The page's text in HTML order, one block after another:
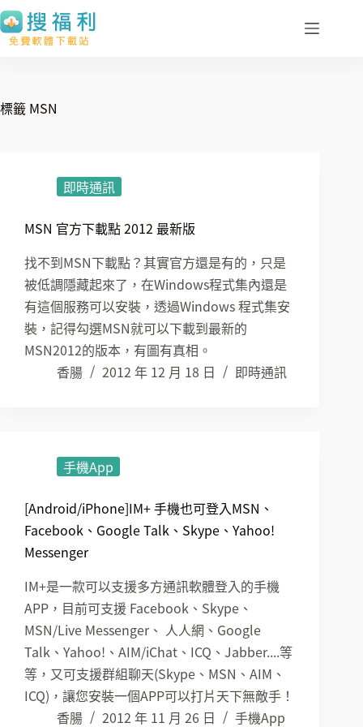
跳
至
內
容
標籤 MSN
即時通訊
MSN 官方下載點 2012 最新版
找不到MSN下載點？其實官方還是有的，只是
被低調隱藏起來了，在Windows程式集內還是
有這個服務可以安裝，透過Windows 程式集安
裝，記得勾選MSN就可以下載到最新的
MSN2012的版本，有圖有真相。
香腸
2012 年 12 月 18 日 即時通訊
手機App
[Android/iPhone]IM+ 手機也可登入MSN、
Facebook、Google Talk、Skype、Yahoo!
Messenger
IM+是一款可以支援多方通訊軟體登入的手機
APP，目前可支援 Facebook、Skype、
MSN/Live Messenger、 人人網、Google
Talk、Yahoo!、AIM/iChat、ICQ、Jabber....等
等，又可支援群組聊天(Skype、MSN、AIM、
ICQ)，讓您安裝一個APP可以打片天下無敵手！
香腸
2012 年 11 月 26 日 手機App